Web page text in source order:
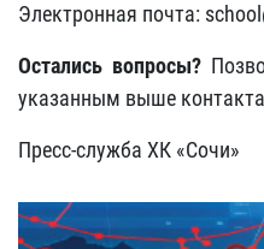
Электронная почта:
Остались вопросы?
указанным выше
Пресс-служба ХК «Сочи»